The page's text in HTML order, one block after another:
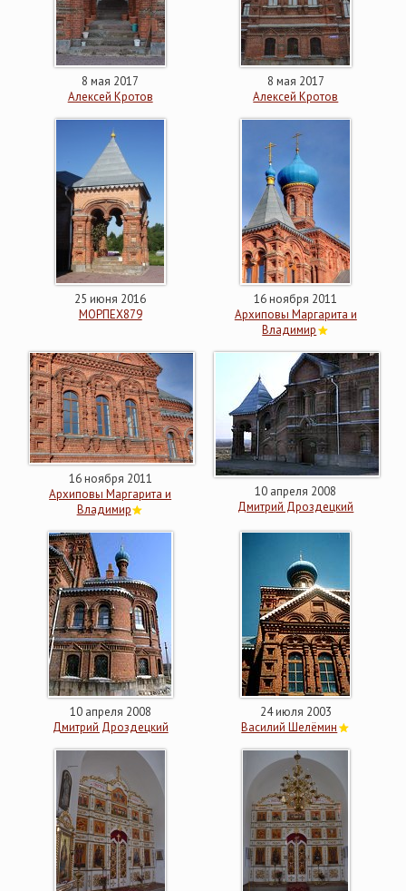
8 мая 2017
Алексей Кротов
8 мая 2017
Алексей Кротов
25 июня 2016
МОРПЕХ879
16 ноября 2011
Архиповы Маргарита и
Владимир
16 ноября 2011
Архиповы Маргарита и
Владимир
10 апреля 2008
Дмитрий Дроздецкий
10 апреля 2008
Дмитрий Дроздецкий
24 июля 2003
Василий Шелёмин